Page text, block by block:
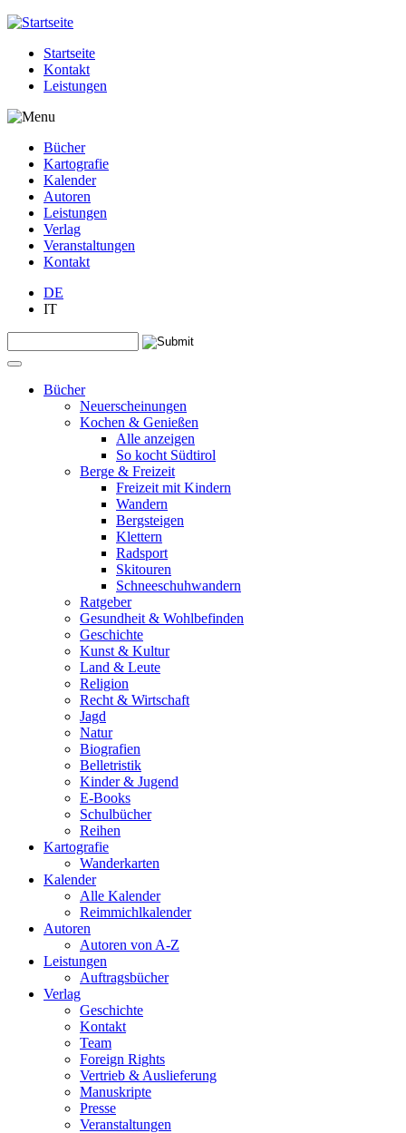
Jump to navigation
Startseite
Kontakt
Leistungen
Bücher
Kartografie
Kalender
Autoren
Leistungen
Verlag
Veranstaltungen
Kontakt
DE
IT
Suchformular
Bücher
Neuerscheinungen
Kochen & Genießen
Alle anzeigen
So kocht Südtirol
Berge & Freizeit
Freizeit mit Kindern
Wandern
Bergsteigen
Klettern
Radsport
Skitouren
Schneeschuhwandern
Ratgeber
Gesundheit & Wohlbefinden
Geschichte
Kunst & Kultur
Land & Leute
Religion
Recht & Wirtschaft
Jagd
Natur
Biografien
Belletristik
Kinder & Jugend
E-Books
Schulbücher
Reihen
Kartografie
Wanderkarten
Kalender
Alle Kalender
Reimmichlkalender
Autoren
Autoren von A-Z
Leistungen
Auftragsbücher
Verlag
Geschichte
Kontakt
Team
Foreign Rights
Vertrieb & Auslieferung
Manuskripte
Presse
Veranstaltungen